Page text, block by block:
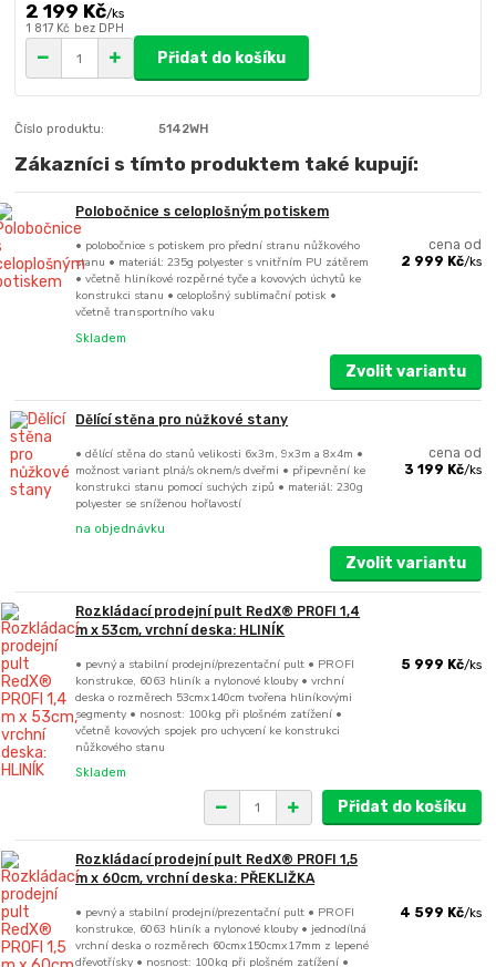
2 199 Kč/ks
1 817 Kč bez DPH
Přidat do košíku
Číslo produktu: 5142WH
Zákazníci s tímto produktem také kupují:
Polobočnice s celoplošným potiskem
• polobočnice s potiskem pro přední stranu nůžkového
stanu • materiál: 235g polyester s vnitřním PU zátěrem
• včetně hliníkové rozpěrné tyče a kovových úchytů ke
konstrukci stanu • celoplošný sublimační potisk •
včetně transportního vaku
cena od
2 999 Kč/ks
Skladem
Zvolit variantu
Dělící stěna pro nůžkové stany
• dělící stěna do stanů velikosti 6x3m, 9x3m a 8x4m •
možnost variant plná/s oknem/s dveřmi • připevnění ke
konstrukci stanu pomocí suchých zipů • materiál: 230g
polyester se sníženou hořlavostí
cena od
3 199 Kč/ks
na objednávku
Zvolit variantu
Rozkládací prodejní pult RedX® PROFI 1,4
m x 53cm, vrchní deska: HLINÍK
• pevný a stabilní prodejní/prezentační pult • PROFI
konstrukce, 6063 hliník a nylonové klouby • vrchní
deska o rozměrech 53cmx140cm tvořena hliníkovými
segmenty • nosnost: 100kg při plošném zatížení •
včetně kovových spojek pro uchycení ke konstrukci
nůžkového stanu
5 999 Kč/ks
Skladem
Přidat do košíku
Rozkládací prodejní pult RedX® PROFI 1,5
m x 60cm, vrchní deska: PŘEKLIŽKA
• pevný a stabilní prodejní/prezentační pult • PROFI
konstrukce, 6063 hliník a nylonové klouby • jednodílná
vrchní deska o rozměrech 60cmx150cmx17mm z lepené
dřevotřísky • nosnost: 100kg při plošném zatížení •
4 599 Kč/ks